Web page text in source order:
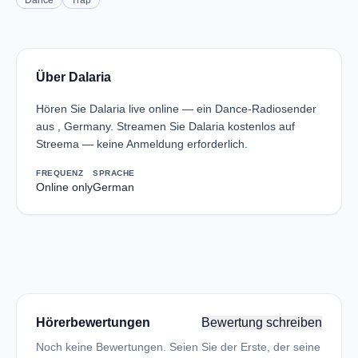
Über Dalaria
Hören Sie Dalaria live online — ein Dance-Radiosender
aus , Germany. Streamen Sie Dalaria kostenlos auf
Streema — keine Anmeldung erforderlich.
FREQUENZ
Online only
SPRACHE
German
Hörerbewertungen Bewertung schreiben
Noch keine Bewertungen. Seien Sie der Erste, der seine